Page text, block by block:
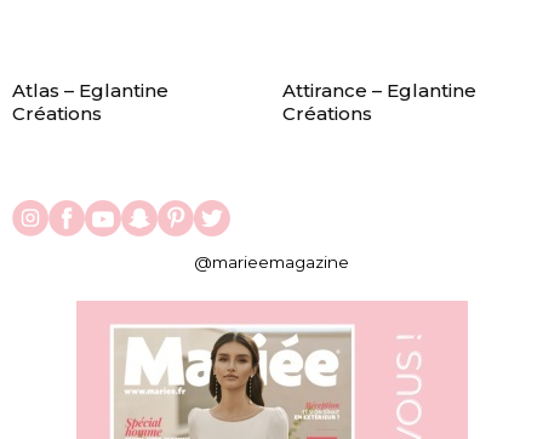
Atlas – Eglantine
Créations
Attirance – Eglantine
Créations
@marieemagazine